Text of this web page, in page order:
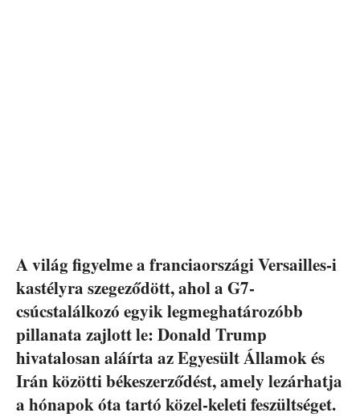
A világ figyelme a franciaországi Versailles-i
kastélyra szegeződött, ahol a G7-
csúcstalálkozó egyik legmeghatározóbb
pillanata zajlott le: Donald Trump
hivatalosan aláírta az Egyesült Államok és
Irán közötti békeszerződést, amely lezárhatja
a hónapok óta tartó közel-keleti feszültséget.